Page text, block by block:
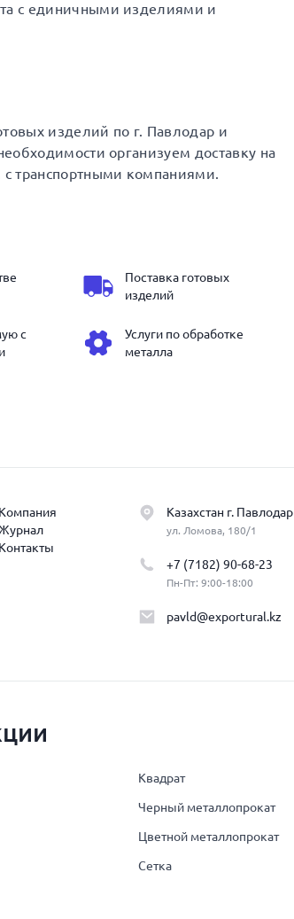
с единичными изделиями и
изделий по г. Павлодар и
организуем доставку на
с транспортными компаниями.
Поставка готовых
изделий
с
Услуги по обработке
металла
Компания
Контакты
Казахстан г. Павлодар
ул. Ломова, 180/1
+7 (7182) 90-68-23
Пн-Пт: 9:00-18:00
pavld@exportural.kz
Квадрат
Черный металлопрокат
Цветной металлопрокат
Сетка